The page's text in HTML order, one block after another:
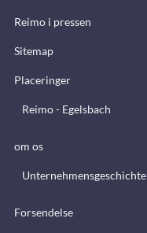
Reimo i pressen
Sitemap
Placeringer
Reimo - Egelsbach
om os
Unternehmensgeschichte
Forsendelse